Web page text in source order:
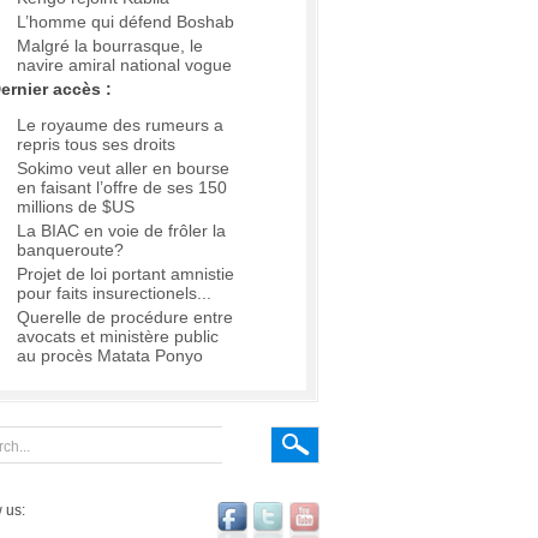
L’homme qui défend Boshab
Malgré la bourrasque, le
navire amiral national vogue
accès :
Le royaume des rumeurs a
repris tous ses droits
Sokimo veut aller en bourse
en faisant l’offre de ses 150
millions de $US
La BIAC en voie de frôler la
banqueroute?
Projet de loi portant amnistie
pour faits insurectionels...
Querelle de procédure entre
avocats et ministère public
au procès Matata Ponyo
us: